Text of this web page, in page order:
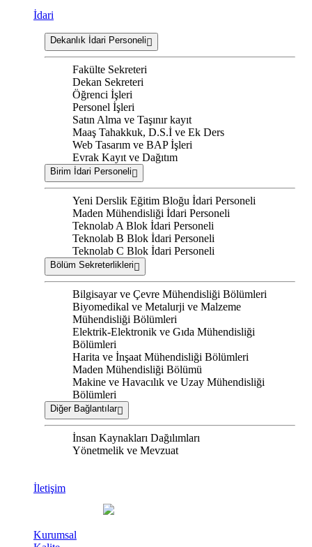
İdari
Dekanlık İdari Personeli
Fakülte Sekreteri
Dekan Sekreteri
Öğrenci İşleri
Personel İşleri
Satın Alma ve Taşınır kayıt
Maaş Tahakkuk, D.S.İ ve Ek Ders
Web Tasarım ve BAP İşleri
Evrak Kayıt ve Dağıtım
Birim İdari Personeli
Yeni Derslik Eğitim Bloğu İdari Personeli
Maden Mühendisliği İdari Personeli
Teknolab A Blok İdari Personeli
Teknolab B Blok İdari Personeli
Teknolab C Blok İdari Personeli
Bölüm Sekreterlikleri
Bilgisayar ve Çevre Mühendisliği Bölümleri
Biyomedikal ve Metalurji ve Malzeme
Mühendisliği Bölümleri
Elektrik-Elektronik ve Gıda Mühendisliği
Bölümleri
Harita ve İnşaat Mühendisliği Bölümleri
Maden Mühendisliği Bölümü
Makine ve Havacılık ve Uzay Mühendisliği
Bölümleri
Diğer Bağlantılar
İnsan Kaynakları Dağılımları
Yönetmelik ve Mevzuat
İletişim
Kurumsal